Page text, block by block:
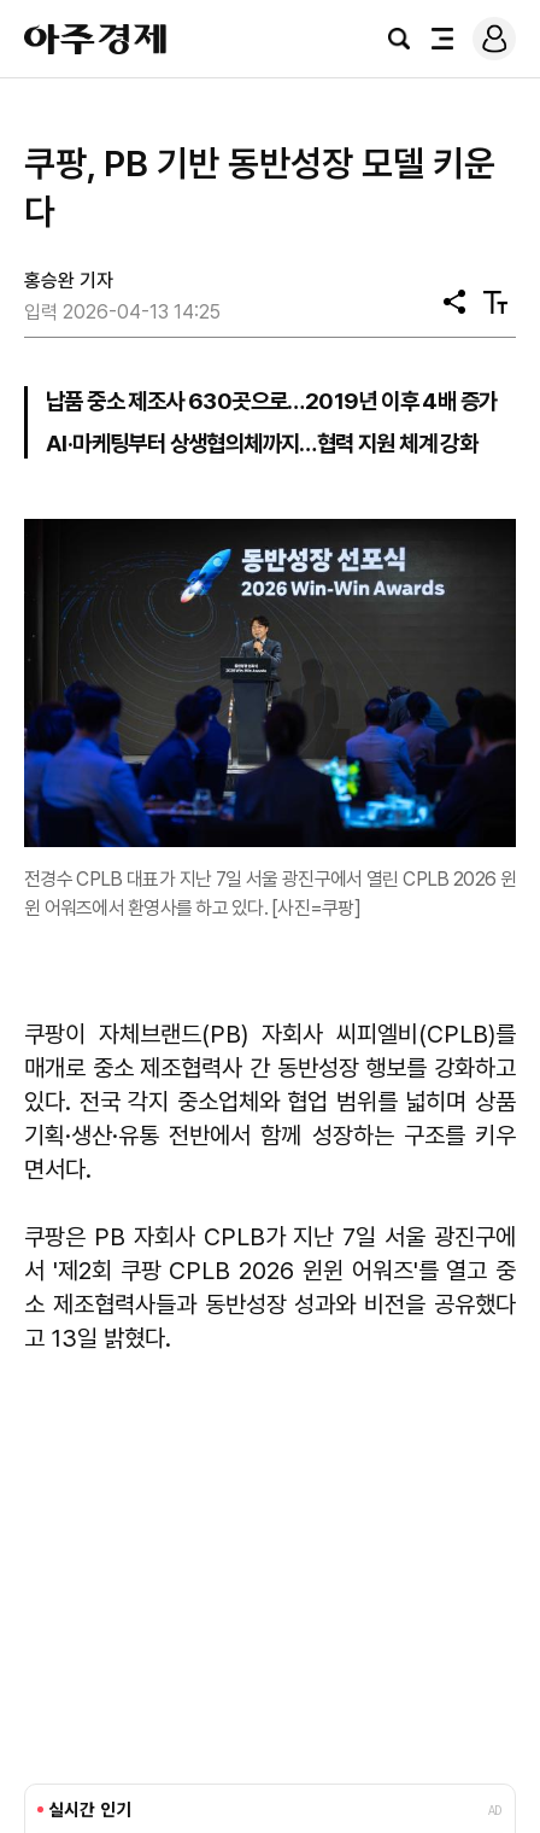
아
주
경
검
전
로
그
쿠팡, PB 기반 동반성장 모델 키운
다
홍승완 기자
입력 2026-04-13 14:25
공
유
텍
스
기
납품 중소 제조사 630곳으로…2019년 이후 4배 증가
AI·마케팅부터 상생협의체까지…협력 지원 체계 강화
전경수 CPLB 대표가 지난 7일 서울 광진구에서 열린 CPLB 2026 윈
윈 어워즈에서 환영사를 하고 있다. [사진=쿠팡]
쿠팡이 자체브랜드(PB) 자회사 씨피엘비(CPLB)를
매개로 중소 제조협력사 간 동반성장 행보를 강화하고
있다. 전국 각지 중소업체와 협업 범위를 넓히며 상품
기획·생산·유통 전반에서 함께 성장하는 구조를 키우
면서다.
쿠팡은 PB 자회사 CPLB가 지난 7일 서울 광진구에
서 '제2회 쿠팡 CPLB 2026 윈윈 어워즈'를 열고 중
소 제조협력사들과 동반성장 성과와 비전을 공유했다
고 13일 밝혔다.